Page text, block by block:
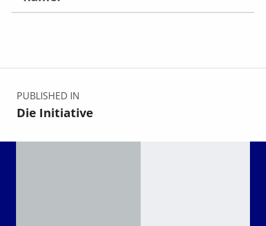
Beitragsnavigation
PUBLISHED IN
Die Initiative